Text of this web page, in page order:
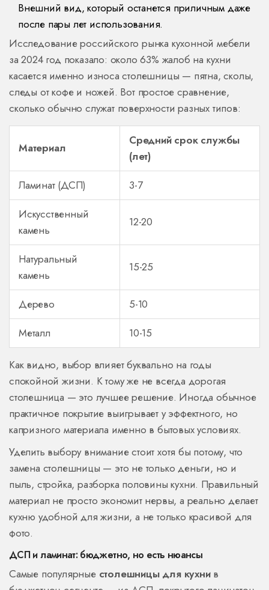
Внешний вид, который останется приличным даже
после пары лет использования.
Исследование российского рынка кухонной мебели
за 2024 год показало: около 63% жалоб на кухни
касается именно износа столешницы — пятна, сколы,
следы от кофе и ножей. Вот простое сравнение,
сколько обычно служат поверхности разных типов:
Материал
Средний срок службы
(лет)
Ламинат (ДСП)
3-7
Искусственный
камень
12-20
Натуральный
камень
15-25
Дерево
5-10
Металл
10-15
Как видно, выбор влияет буквально на годы
спокойной жизни. К тому же не всегда дорогая
столешница — это лучшее решение. Иногда обычное
практичное покрытие выигрывает у эффектного, но
капризного материала именно в бытовых условиях.
Уделить выбору внимание стоит хотя бы потому, что
замена столешницы — это не только деньги, но и
пыль, стройка, разборка половины кухни. Правильный
материал не просто экономит нервы, а реально делает
кухню удобной для жизни, а не только красивой для
фото.
ДСП и ламинат: бюджетно, но есть нюансы
Самые популярные столешницы для кухнив